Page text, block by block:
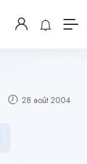
28 août 2004